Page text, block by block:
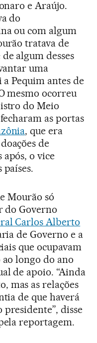
e Araújo.
do
ou com algum
tratava de
algum desses
uma
Pequim antes de
mesmo ocorreu
do Meio
as portas
, que era
de
o vice
países.
Mourão só
do Governo
Carlos Alberto
de Governo e a
que ocupavam
ao longo do ano
de apoio. “Ainda
mas as relações
de que haverá
disse
reportagem.